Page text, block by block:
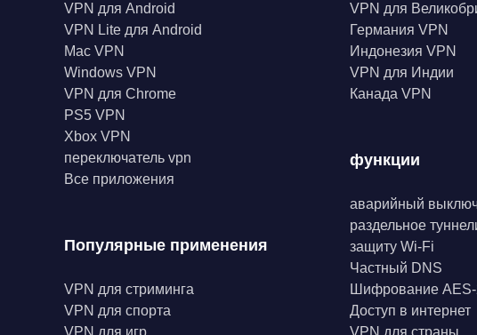
VPN для Android
VPN Lite для Android
Mac VPN
Windows VPN
VPN для Chrome
PS5 VPN
Xbox VPN
переключатель vpn
Все приложения
Популярные применения
VPN для стриминга
VPN для спорта
VPN для игр
VPN для
Германия VPN
Индонезия VPN
VPN для Индии
Канада VPN
функции
аварийный
раздельное
защиту Wi-Fi
Частный DNS
Шифрование
Доступ в интернет
VPN для страны